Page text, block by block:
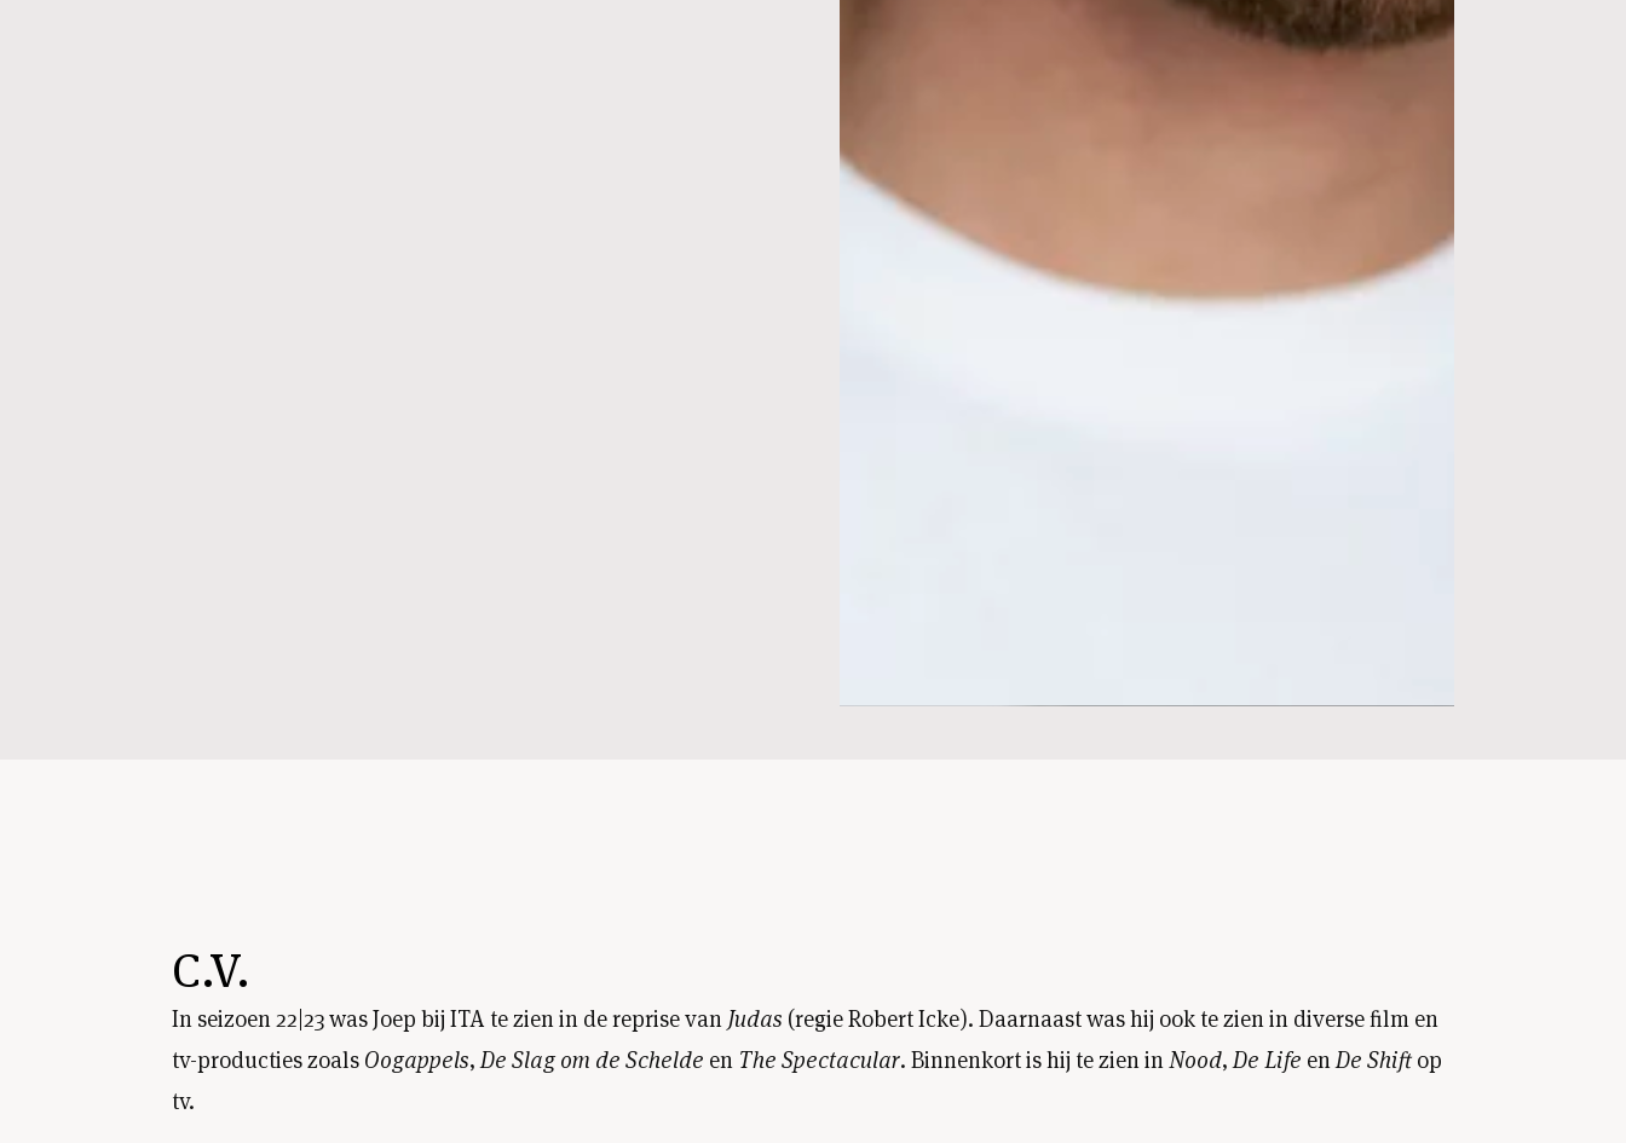
C.V.
In seizoen 22|23 was Joep bij ITA te zien in de reprise van Judas (regie Robert Icke). Daarnaast was hij ook te zien in diverse film en
tv-producties zoals Oogappels,De Slag om de Schelde en The Spectacular. Binnenkort is hij te zien inNood,De Life enDe Shift op
tv.